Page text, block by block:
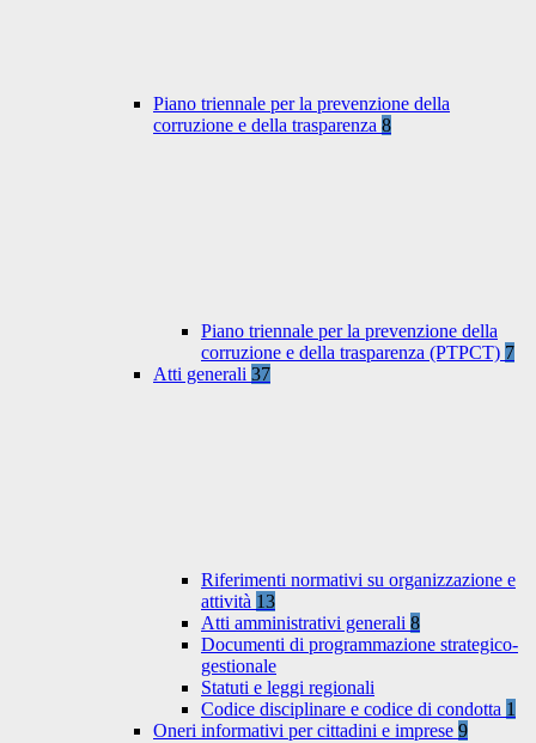
Piano triennale per la prevenzione della
corruzione e della trasparenza 8
Piano triennale per la prevenzione della
corruzione e della trasparenza (PTPCT) 7
Atti generali 37
Riferimenti normativi su organizzazione e
attività 13
Atti amministrativi generali 8
Documenti di programmazione strategico-
gestionale
Statuti e leggi regionali
Codice disciplinare e codice di condotta 1
Oneri informativi per cittadini e imprese 9